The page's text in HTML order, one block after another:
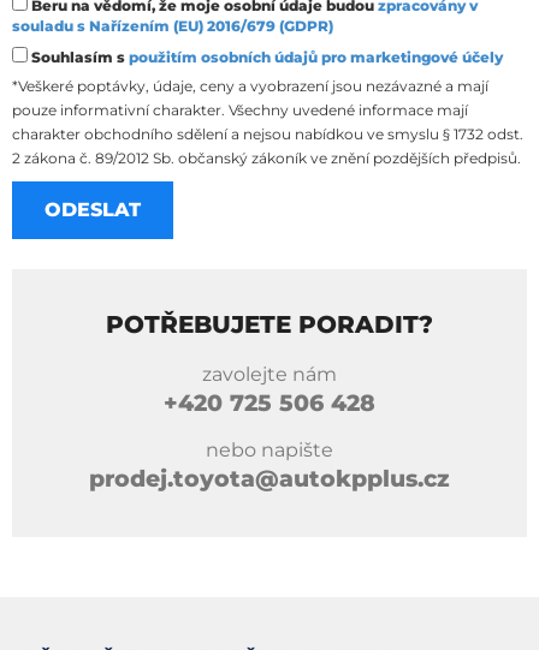
Beru na vědomí, že moje osobní údaje budou zpracovány v
souladu s Nařízením (EU) 2016/679 (GDPR)
Souhlasím s použitím osobních údajů pro marketingové účely
*Veškeré poptávky, údaje, ceny a vyobrazení jsou nezávazné a mají
pouze informativní charakter. Všechny uvedené informace mají
charakter obchodního sdělení a nejsou nabídkou ve smyslu § 1732 odst.
2 zákona č. 89/2012 Sb. občanský zákoník ve znění pozdějších předpisů.
POTŘEBUJETE PORADIT?
zavolejte nám
+420 725 506 428
nebo napište
prodej.toyota@autokpplus.cz